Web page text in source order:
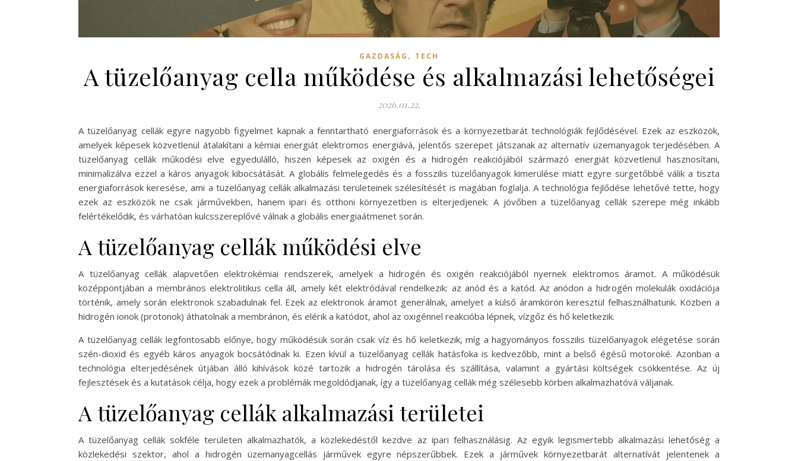
GAZDASÁG , TECH
A tüzelőanyag cella működése és alkalmazási lehetőségei
2026.01.22.
A tüzelőanyag cellák egyre nagyobb figyelmet kapnak a fenntartható energiaforrások és a környezetbarát technológiák fejlődésével. Ezek az eszközök,
amelyek képesek közvetlenül átalakítani a kémiai energiát elektromos energiává, jelentős szerepet játszanak az alternatív üzemanyagok terjedésében. A
tüzelőanyag cellák működési elve egyedülálló, hiszen képesek az oxigén és a hidrogén reakciójából származó energiát közvetlenül hasznosítani,
minimalizálva ezzel a káros anyagok kibocsátását. A globális felmelegedés és a fosszilis tüzelőanyagok kimerülése miatt egyre sürgetőbbé válik a tiszta
energiaforrások keresése, ami a tüzelőanyag cellák alkalmazási területeinek szélesítését is magában foglalja. A technológia fejlődése lehetővé tette, hogy
ezek az eszközök ne csak járművekben, hanem ipari és otthoni környezetben is elterjedjenek. A jövőben a tüzelőanyag cellák szerepe még inkább
felértékelődik, és várhatóan kulcsszereplővé válnak a globális energiaátmenet során.
A tüzelőanyag cellák működési elve
A tüzelőanyag cellák alapvetően elektrokémiai rendszerek, amelyek a hidrogén és oxigén reakciójából nyernek elektromos áramot. A működésük
középpontjában a membrános elektrolitikus cella áll, amely két elektródával rendelkezik: az anód és a katód. Az anódon a hidrogén molekulák oxidációja
történik, amely során elektronok szabadulnak fel. Ezek az elektronok áramot generálnak, amelyet a külső áramkörön keresztül felhasználhatunk. Közben a
hidrogén ionok (protonok) áthatolnak a membránon, és elérik a katódot, ahol az oxigénnel reakcióba lépnek, vízgőz és hő keletkezik.
A tüzelőanyag cellák legfontosabb előnye, hogy működésük során csak víz és hő keletkezik, míg a hagyományos fosszilis tüzelőanyagok elégetése során
szén-dioxid és egyéb káros anyagok bocsátódnak ki. Ezen kívül a tüzelőanyag cellák hatásfoka is kedvezőbb, mint a belső égésű motoroké. Azonban a
technológia elterjedésének útjában álló kihívások közé tartozik a hidrogén tárolása és szállítása, valamint a gyártási költségek csökkentése. Az új
fejlesztések és a kutatások célja, hogy ezek a problémák megoldódjanak, így a tüzelőanyag cellák még szélesebb körben alkalmazhatóvá váljanak.
A tüzelőanyag cellák alkalmazási területei
A tüzelőanyag cellák sokféle területen alkalmazhatók, a közlekedéstől kezdve az ipari felhasználásig. Az egyik legismertebb alkalmazási lehetőség a
közlekedési szektor, ahol a hidrogén üzemanyagcellás járművek egyre népszerűbbek. Ezek a járművek környezetbarát alternatívát jelentenek a